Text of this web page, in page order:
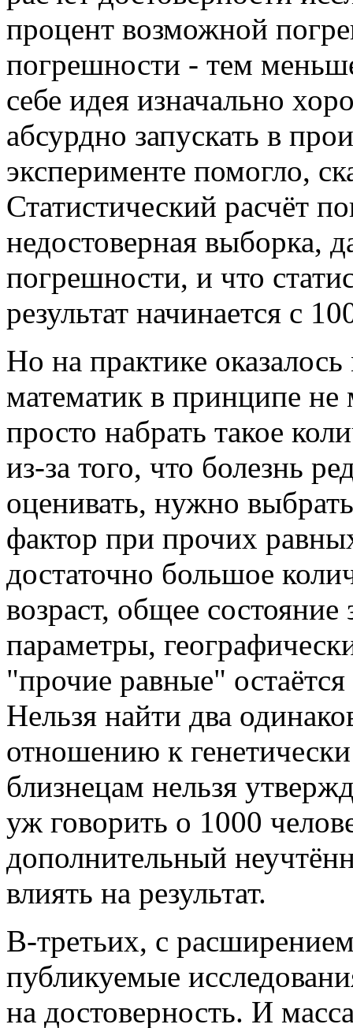
процент возможной
погрешности - тем
себе идея изначально
абсурдно запускать в
эксперименте помогло,
Статистический расчёт
недостоверная выборка,
погрешности, и что
результат начинается с
Но на практике
математик в принципе
просто набрать такое
из-за того, что болезнь
оценивать, нужно
фактор при прочих
достаточно большое
возраст, общее
параметры,
"прочие равные"
Нельзя найти два
отношению к
близнецам нельзя
уж говорить о 1000
дополнительный
влиять на результат.
В-третьих, с
публикуемые
на достоверность. И